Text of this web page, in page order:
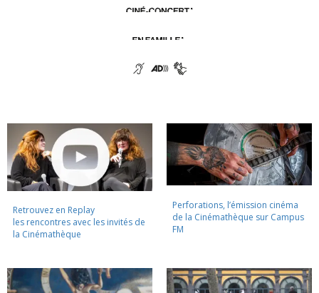
Retrouvez en Replay
les rencontres avec les invités de
la Cinémathèque
Perforations, l’émission cinéma
de la Cinémathèque sur Campus
FM